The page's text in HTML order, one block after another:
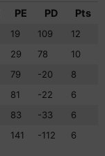
PE PD Pts
19 109
12
29 78
10
79 -20
8
81 -22
6
83 -33
6
141 -112 6